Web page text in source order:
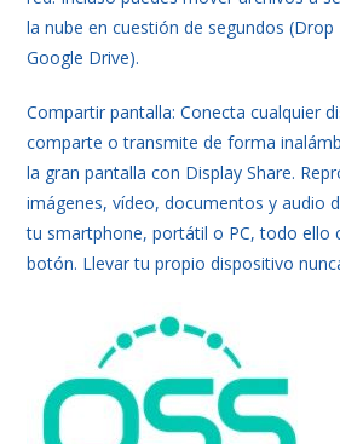
la nube en cuestión de segundos
Google Drive).
Compartir pantalla: Conecta cualquier
comparte o transmite de forma
la gran pantalla con Display Share.
imágenes, vídeo, documentos y audio
tu smartphone, portátil o PC, todo ello
botón. Llevar tu propio dispositivo